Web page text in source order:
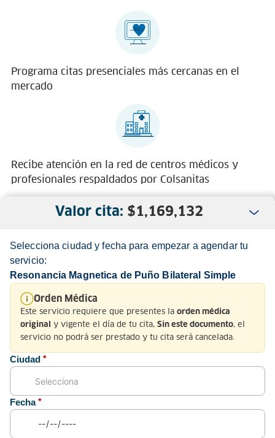
Valor cita: $1,169,132
Selecciona ciudad y fecha para empezar a agendar tu
servicio:
Resonancia Magnetica de Puño Bilateral Simple
Orden Médica
Este servicio requiere que presentes la orden médica
original
y vigente el día de tu cita, Sin este documento, el
servicio no podrá ser prestado y tu cita será cancelada.
Ciudad *
Fecha *
Programa citas presenciales más cercanas en el
mercado
Recibe atención en la red de centros médicos y
profesionales respaldados por Colsanitas
Servicio al Cliente
Normatividad